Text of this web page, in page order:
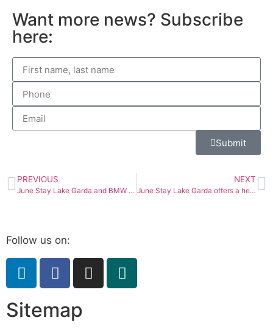
Want more news? Subscribe
here:
Submit
PREVIOUS
June Stay Lake Garda and BMW Install New Smart Wallbox with 2 x 11 kW Charging Points
NEXT
June Stay Lake Garda offers a heated infinity pool – the first and only one on Lake Garda.
Follow us on:
Sitemap